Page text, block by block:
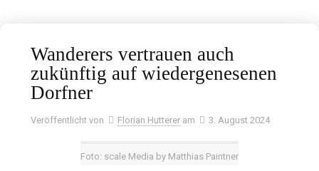
Wanderers vertrauen auch
zukünftig auf wiedergenesenen
Dorfner
Veröffentlicht von Florian Hutterer am 3. August 2024
Foto: scale Media by Matthias Paintner